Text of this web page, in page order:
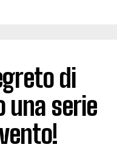
di
una serie